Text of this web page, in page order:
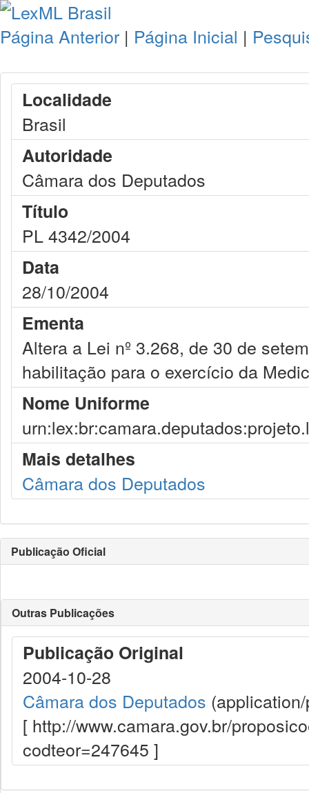
Página Anterior | Página Inicial |
Localidade
Brasil
Autoridade
Câmara dos Deputados
Título
PL 4342/2004
Data
28/10/2004
Ementa
Altera a Lei nº 3.268, de 30 de
habilitação para o exercício da
Nome Uniforme
Mais detalhes
Câmara dos Deputados
Publicação Oficial
Outras Publicações
Publicação Original
2004-10-28
Câmara dos Deputados
[ http://www.camara.gov.br/
codteor=247645 ]